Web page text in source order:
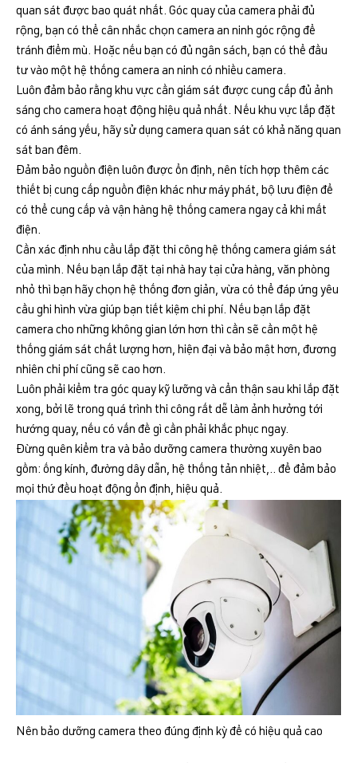
quan sát được bao quát nhất. Góc quay của camera phải đủ
rộng, bạn có thể cân nhắc chọn camera an ninh góc rộng để
tránh điểm mù. Hoặc nếu bạn có đủ ngân sách, bạn có thể đầu
tư vào một hệ thống camera an ninh có nhiều camera.
Luôn đảm bảo rằng khu vực cần giám sát được cung cấp đủ ảnh
sáng cho camera hoạt động hiệu quả nhất. Nếu khu vực lắp đặt
có ánh sáng yếu, hãy sử dụng camera quan sát có khả năng quan
sát ban đêm.
Đảm bảo nguồn điện luôn được ổn định, nên tích hợp thêm các
thiết bị cung cấp nguồn điện khác như máy phát, bộ lưu điện để
có thể cung cấp và vận hàng hệ thống camera ngay cả khi mất
điện.
Cần xác định nhu cầu lắp đặt thi công hệ thống camera giám sát
của mình. Nếu bạn lắp đặt tại nhà hay tại cửa hàng, văn phòng
nhỏ thì bạn hãy chọn hệ thống đơn giản, vừa có thể đáp ứng yêu
cầu ghi hình vừa giúp bạn tiết kiệm chi phí. Nếu bạn lắp đặt
camera cho những không gian lớn hơn thì cần sẽ cần một hệ
thống giám sát chất lượng hơn, hiện đại và bảo mật hơn, đương
nhiên chi phí cũng sẽ cao hơn.
Luôn phải kiểm tra góc quay kỹ lưỡng và cẩn thận sau khi lắp đặt
xong, bởi lẽ trong quá trình thi công rất dễ làm ảnh hưởng tới
hướng quay, nếu có vấn đề gì cần phải khắc phục ngay.
Đừng quên kiểm tra và bảo dưỡng camera thường xuyên bao
gồm: ống kính, đường dây dẫn, hệ thống tản nhiệt,.. để đảm bảo
mọi thứ đều hoạt động ổn định, hiệu quả.
Nên bảo dưỡng camera theo đúng định kỳ để có hiệu quả cao